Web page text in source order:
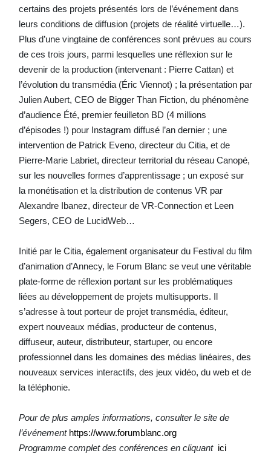
certains des projets présentés lors de l’événement dans
leurs conditions de diffusion (projets de réalité virtuelle…).
Plus d’une vingtaine de conférences sont prévues au cours
de ces trois jours, parmi lesquelles une réflexion sur le
devenir de la production (intervenant : Pierre Cattan) et
l’évolution du transmédia (Éric Viennot) ; la présentation par
Julien Aubert, CEO de Bigger Than Fiction, du phénomène
d’audience Été, premier feuilleton BD (4 millions
d’épisodes !) pour Instagram diffusé l’an dernier ; une
intervention de Patrick Eveno, directeur du Citia, et de
Pierre-Marie Labriet, directeur territorial du réseau Canopé,
sur les nouvelles formes d’apprentissage ; un exposé sur
la monétisation et la distribution de contenus VR par
Alexandre Ibanez, directeur de VR-Connection et Leen
Segers, CEO de LucidWeb…
Initié par le Citia, également organisateur du Festival du film
d’animation d’Annecy, le Forum Blanc se veut une véritable
plate-forme de réflexion portant sur les problématiques
liées au développement de projets multisupports. Il
s’adresse à tout porteur de projet transmédia, éditeur,
expert nouveaux médias, producteur de contenus,
diffuseur, auteur, distributeur, startuper, ou encore
professionnel dans les domaines des médias linéaires, des
nouveaux services interactifs, des jeux vidéo, du web et de
la téléphonie.
Pour de plus amples informations, consulter le site de
l’événement https://www.forumblanc.org
Programme complet des conférences en cliquant ici